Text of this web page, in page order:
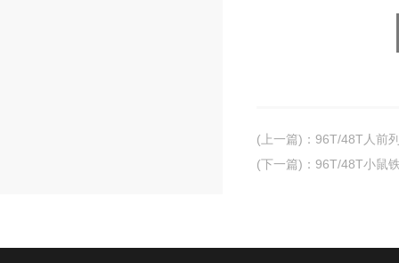
(上一篇) ： 96T/48T人前
(下一篇) ： 96T/48T小鼠